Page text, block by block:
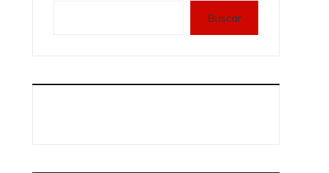
Buscar